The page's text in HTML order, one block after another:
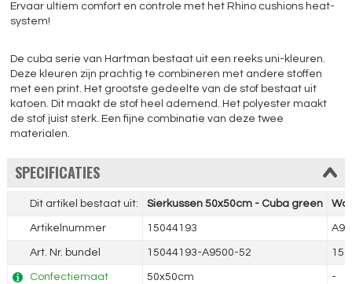
Ervaar ultiem comfort en controle met het Rhino cushions heat-
system!
De cuba serie van Hartman bestaat uit een reeks uni-kleuren.
Deze kleuren zijn prachtig te combineren met andere stoffen
met een print. Het grootste gedeelte van de stof bestaat uit
katoen. Dit maakt de stof heel ademend. Het polyester maakt
de stof juist sterk. Een fijne combinatie van deze twee
materialen.
SPECIFICATIES
Dit artikel bestaat uit: Sierkussen 50x50cm - Cuba green
Artikelnummer 15044193
Art. Nr. bundel 15044193-A9500-52
Confectiemaat 50x50cm -